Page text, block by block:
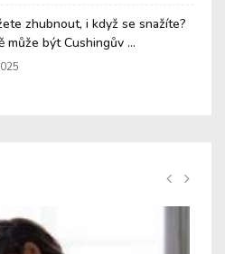
zhubnout, i když se snažíte?
může být Cushingův ...